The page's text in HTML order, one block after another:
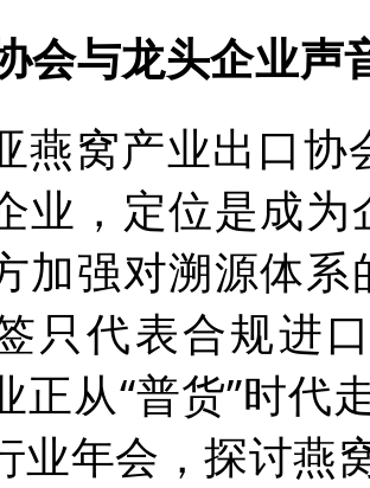
会与龙头企业声
燕窝产业出口
业，定位是成
加强对溯源体
只代表合规进
正从“普货”时代
业年会，探讨燕